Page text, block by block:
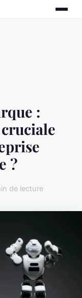
:
?
de lecture